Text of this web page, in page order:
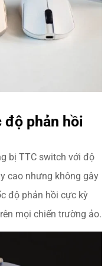
độ phản hồi
bị TTC switch với độ
cao nhưng không gây
độ phản hồi cực kỳ
mọi chiến trường ảo.